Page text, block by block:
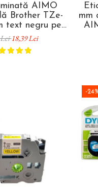
AIMO
Brother TZe-
text negru pe
avertizare
rapidă
de atenționare
Lei18,39 Lei
mm
-